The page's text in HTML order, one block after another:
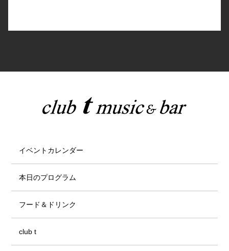
イベントカレンダー
本日のプログラム
フード＆ドリンク
club t